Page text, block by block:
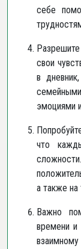
себе
свои
в
эмоциями
что
а также на
Важно
времени и